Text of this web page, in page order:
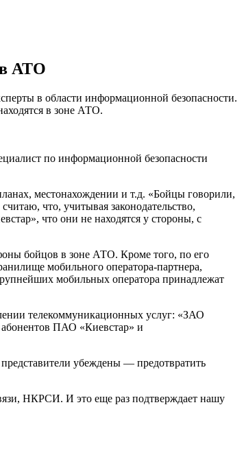
АТО
в области информационной безопасности.
в зоне АТО.
по информационной безопасности
местонахождении и т.д. «Бойцы говорили,
что, учитывая законодательство,
что они не находятся у стороны, с
бойцов в зоне АТО. Кроме того, по его
мобильного оператора-партнера,
мобильных оператора принадлежат
телекоммуникационных услуг: «ЗАО
абонентов ПАО «Киевстар» и
убеждены — предотвратить
НКРСИ. И это еще раз подтверждает нашу